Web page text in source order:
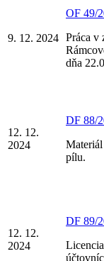
9. 12. 2024
OF 49/
Práca v
dňa
12. 12.
2024
DF 88/
pílu.
12. 12.
2024
DF 89/